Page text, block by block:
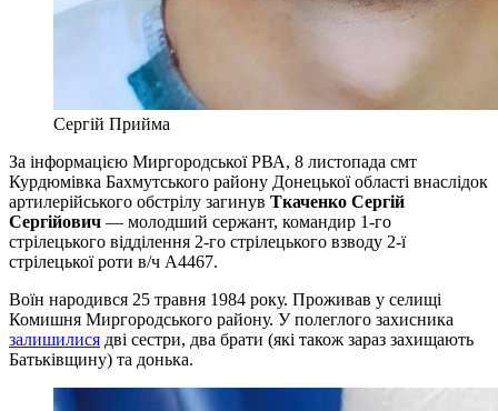
Сергій Прийма
За інформацією Миргородської РВА, 8 листопада смт
Курдюмівка Бахмутського району Донецької області внаслідок
артилерійського обстрілу загинув Ткаченко Сергій
Сергійович — молодший сержант, командир 1-го
стрілецького відділення 2-го стрілецького взводу 2-ї
стрілецької роти в/ч А4467.
Воїн народився 25 травня 1984 року. Проживав у селищі
Комишня Миргородського району. У полеглого захисника
залишилися дві сестри, два брати (які також зараз захищають
Батьківщину) та донька.